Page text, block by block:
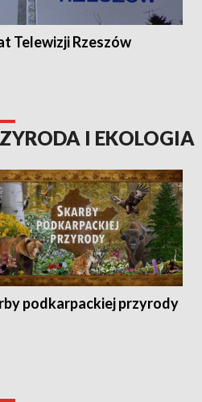
Telewizji Rzeszów
I EKOLOGIA
podkarpackiej przyrody